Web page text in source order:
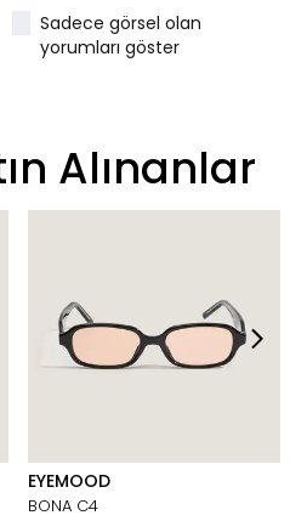
Sadece görsel olan
yorumları göster
Alınanlar
EYEMOOD
BONA C4